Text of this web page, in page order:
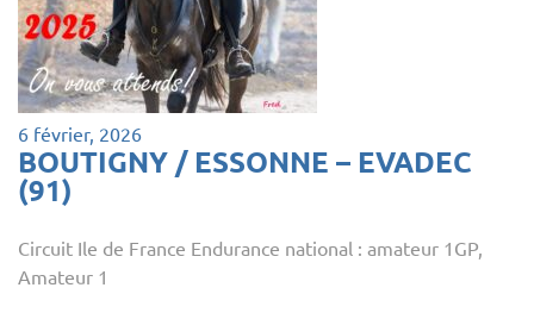
6 février, 2026
BOUTIGNY / ESSONNE – EVADEC
(91)
Circuit Ile de France Endurance national : amateur 1GP,
Amateur 1